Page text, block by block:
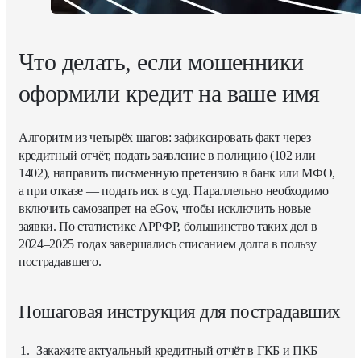
Что делать, если мошенники
оформили кредит на ваше имя
Алгоритм из четырёх шагов: зафиксировать факт через
кредитный отчёт, подать заявление в полицию (102 или
1402), направить письменную претензию в банк или МФО,
а при отказе — подать иск в суд. Параллельно необходимо
включить самозапрет на eGov, чтобы исключить новые
заявки. По статистике АРРФР, большинство таких дел в
2024–2025 годах завершались списанием долга в пользу
пострадавшего.
Пошаговая инструкция для пострадавших
Закажите актуальный кредитный отчёт в ГКБ и ПКБ —